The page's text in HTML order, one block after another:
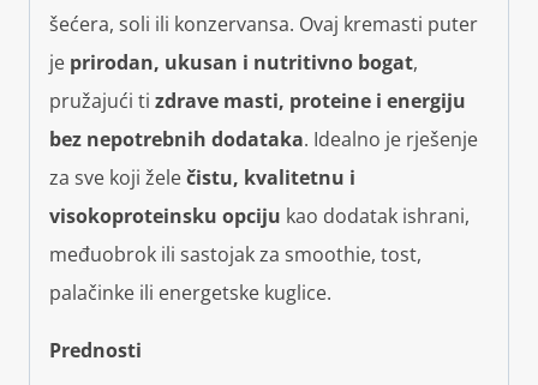
šećera, soli ili konzervansa. Ovaj kremasti puter
je prirodan, ukusan i nutritivno bogat,
pružajući ti zdrave masti, proteine i energiju
bez nepotrebnih dodataka. Idealno je rješenje
za sve koji želečistu, kvalitetnu i
visokoproteinsku opciju kao dodatak ishrani,
međuobrok ili sastojak za smoothie, tost,
palačinke ili energetske kuglice.
Prednosti